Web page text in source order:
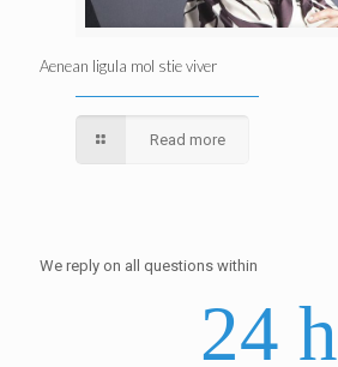
Aenean ligula mol stie viver
Read more
We reply on all questions within
24 h